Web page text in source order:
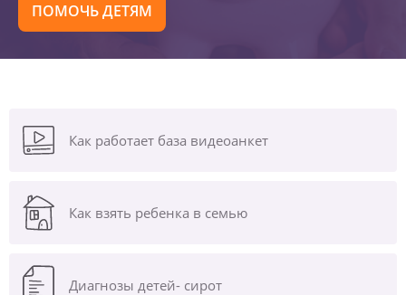
ПОМОЧЬ ДЕТЯМ
Как работает база видеоанкет
Как взять ребенка в семью
Диагнозы детей- сирот